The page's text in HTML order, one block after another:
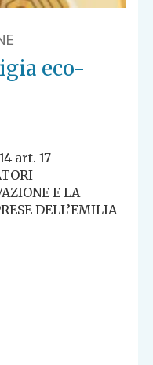
eco-
art. 17 –
E LA
DELL’EMILIA-